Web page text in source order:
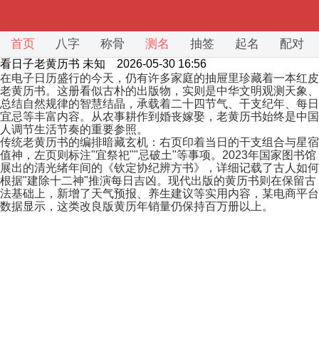
首页 八字 称骨 测名 抽签 起名 配对
看日子老黄历书 未知 2026-05-30 16:56
在电子日历盛行的今天，仍有许多家庭的抽屉里珍藏着一本红皮
老黄历书。这册看似古朴的出版物，实则是中华文明观测天象、
总结自然规律的智慧结晶，承载着二十四节气、干支纪年、每日
宜忌等丰富内容。从农事耕作到婚丧嫁娶，老黄历书始终是中国
人调节生活节奏的重要参照。
传统老黄历书的编排暗藏玄机：右页印着当日的干支组合与星宿
值神，左页则标注"宜祭祀""忌破土"等事项。2023年国家图书馆
展出的清光绪年间的《钦定协纪辨方书》，详细记载了古人如何
根据"建除十二神"推演每日吉凶。现代出版的黄历书则在保留古
法基础上，新增了天气预报、养生建议等实用内容，某电商平台
数据显示，这类改良版黄历年销量仍保持百万册以上。